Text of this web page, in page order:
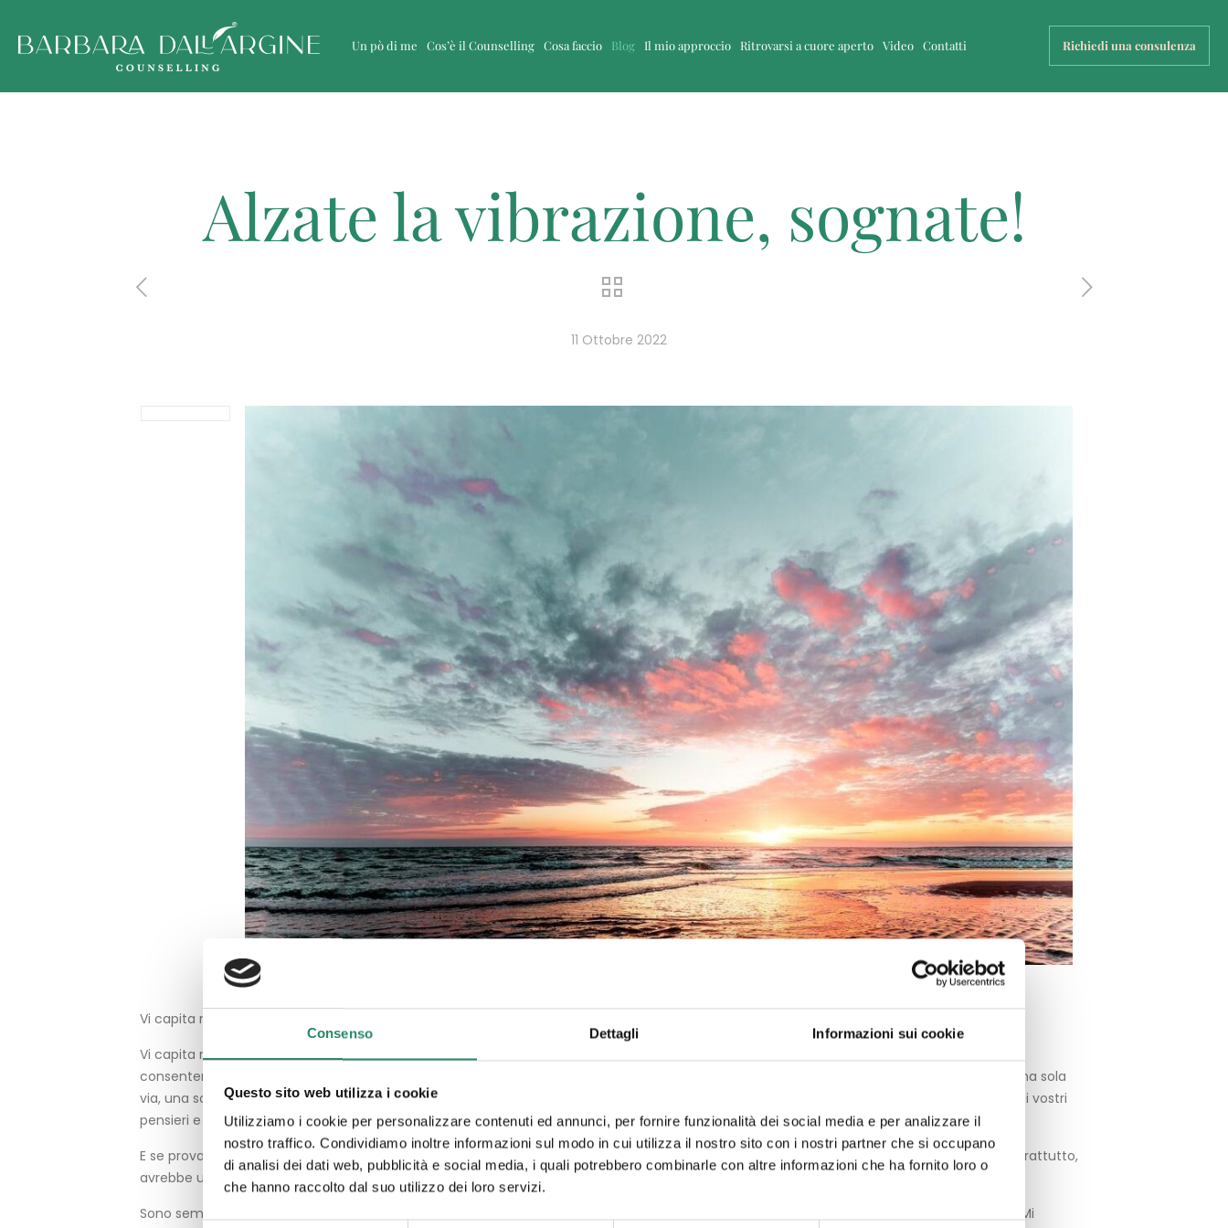
Consenso Dettagli Informazioni sui cookie
Questo sito web utilizza i cookie
Utilizziamo i cookie per personalizzare contenuti ed annunci, per fornire funzionalità dei social media e per analizzare il
nostro traffico. Condividiamo inoltre informazioni sul modo in cui utilizza il nostro sito con i nostri partner che si occupano
di analisi dei dati web, pubblicità e social media, i quali potrebbero combinarle con altre informazioni che ha fornito loro o
che hanno raccolto dal suo utilizzo dei loro servizi.
Un pò di me Cos’è il Counselling Cosa faccio Blog Il mio approccio Ritrovarsi a cuore aperto Video Contatti Richiedi una consulenza
Alzate la vibrazione, sognate!
11 Ottobre 2022
Vi capita mai di sognare, intendo sognare ad occhi aperti?
Vi capita mai di soffermarvi su cosa provate mentre lasciate libera l’immaginazione di spaziare, senza se e senza ma, semplicemente
consentendovi di andare oltre? Oltre i limiti, i confini, i doveri. Oltre a tutto ciò che delimita, che incasella, che regola, come se esistesse una sola
via, una sola modalità di “stare” al mondo. Se vi fermate per qualche secondo a riflettere, vi potreste accorgere di quanti “devo” popolano i vostri
pensieri e non sono questi ultimi ad averne responsabilità.
E se provassimo a sostituire il termine devo con desidero, cosa accadrebbe? Sarebbe identica la lista oppure verrebbe dimezzata? Ma soprattutto,
avrebbe una qualità ed un’energia differenti?
Sono semplici riflessioni a cui vi invito, perché i desideri parlano di sogni e i sogni sanno di magia. E proprio qui mi preme una precisazione. Mi